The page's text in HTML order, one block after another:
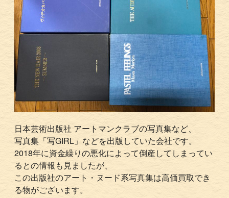
日本芸術出版社 アートマンクラブの写真集など、
写真集「写GIRL」などを出版していた会社です。
2018年に資金繰りの悪化によって倒産してしまってい
るとの情報も見ましたが、
この出版社のアート・ヌード系写真集は高価買取でき
る物がございます。